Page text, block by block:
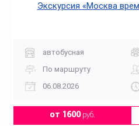
Экскурсия «Москва
автобусная
По маршруту
06.08.2026
от 1600руб.